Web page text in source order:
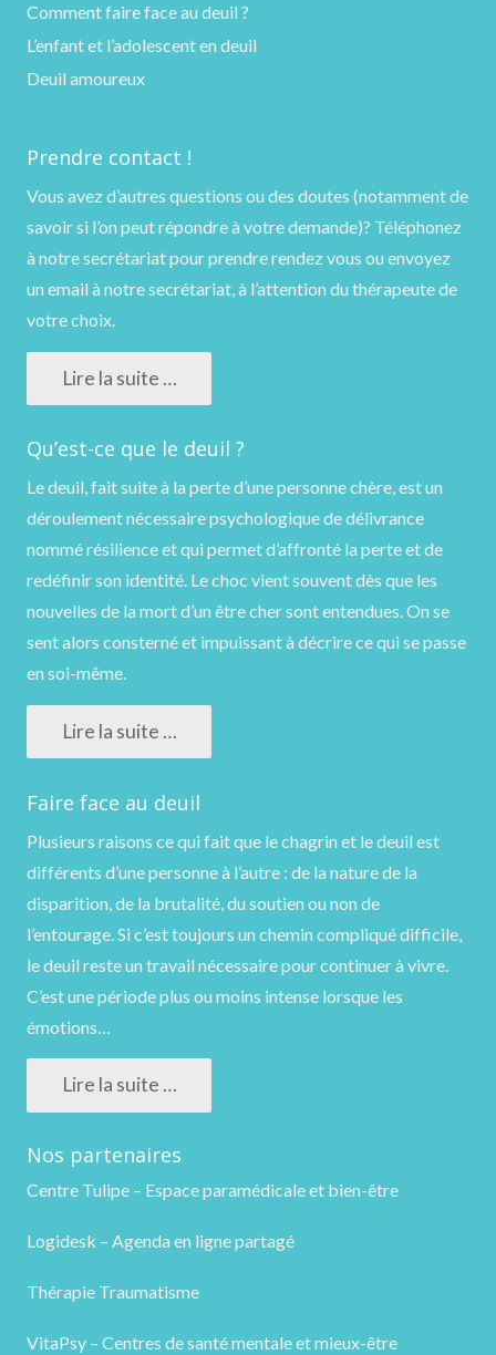
Comment faire face au deuil ?
L’enfant et l’adolescent en deuil
Deuil amoureux
Prendre contact !
Vous avez d’autres questions ou des doutes (notamment de
savoir si l’on peut répondre à votre demande)? Téléphonez
à notre secrétariat pour prendre rendez vous ou envoyez
un email à notre secrétariat, à l’attention du thérapeute de
votre choix.
Lire la suite …
Qu’est-ce que le deuil ?
Le deuil, fait suite à la perte d’une personne chère, est un
déroulement nécessaire psychologique de délivrance
nommé résilience et qui permet d’affronté la perte et de
redéfinir son identité. Le choc vient souvent dès que les
nouvelles de la mort d’un être cher sont entendues. On se
sent alors consterné et impuissant à décrire ce qui se passe
en soi-même.
Lire la suite …
Faire face au deuil
Plusieurs raisons ce qui fait que le chagrin et le deuil est
différents d’une personne à l’autre : de la nature de la
disparition, de la brutalité, du soutien ou non de
l’entourage. Si c’est toujours un chemin compliqué difficile,
le deuil reste un travail nécessaire pour continuer à vivre.
C’est une période plus ou moins intense lorsque les
émotions…
Lire la suite …
Nos partenaires
Centre Tulipe – Espace paramédicale et bien-être
Logidesk – Agenda en ligne partagé
Thérapie Traumatisme
VitaPsy – Centres de santé mentale et mieux-être